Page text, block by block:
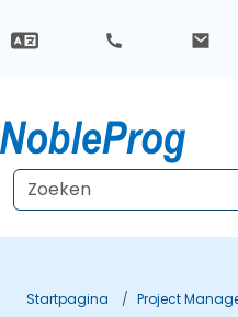
Startpagina
Project